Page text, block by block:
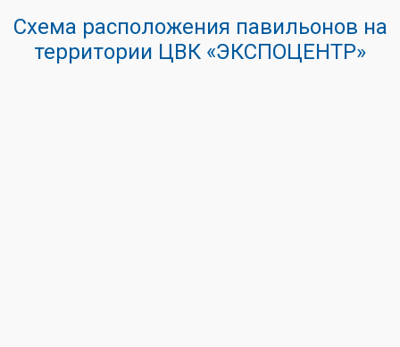
Схема расположения павильонов на
территории ЦВК «ЭКСПОЦЕНТР»